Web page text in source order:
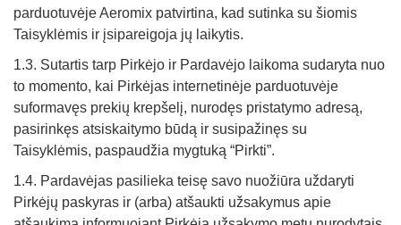
parduotuvėje Aeromix patvirtina, kad sutinka su šiomis
Taisyklėmis ir įsipareigoja jų laikytis.
1.3. Sutartis tarp Pirkėjo ir Pardavėjo laikoma sudaryta nuo
to momento, kai Pirkėjas internetinėje parduotuvėje
suformavęs prekių krepšelį, nurodęs pristatymo adresą,
pasirinkęs atsiskaitymo būdą ir susipažinęs su
Taisyklėmis, paspaudžia mygtuką “Pirkti”.
1.4. Pardavėjas pasilieka teisę savo nuožiūra uždaryti
Pirkėjų paskyras ir (arba) atšaukti užsakymus apie